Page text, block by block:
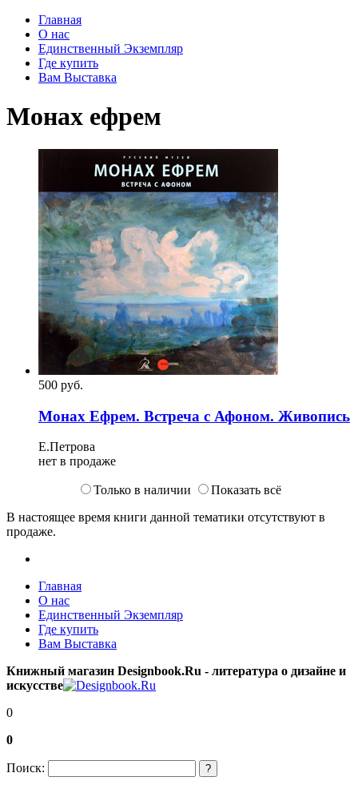
Главная
О нас
Единственный Экземпляр
Где купить
Вам Выставка
Монах ефрем
500 pуб.
Монах Ефрем. Встреча с Афоном. Живопись
Е.Петрова
нет в продаже
Только в наличии
Показать всё
В настоящее время книги данной тематики отсутствуют в
продаже.
Главная
О нас
Единственный Экземпляр
Где купить
Вам Выставка
Книжный магазин Designbook.Ru - литература о дизайне и
искусстве
0
0
Поиск: ?